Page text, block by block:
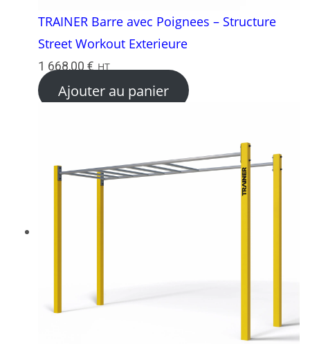
TRAINER Barre avec Poignees – Structure
Street Workout Exterieure
1 668,00€ HT
Ajouter au panier